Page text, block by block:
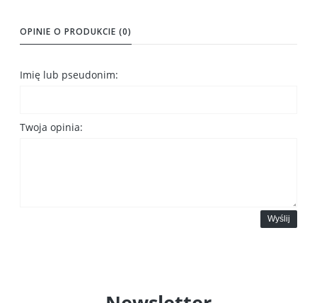
OPINIE O PRODUKCIE (0)
Imię lub pseudonim:
Twoja opinia:
Wyślij